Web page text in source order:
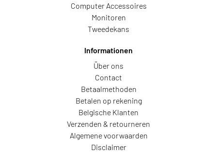
Computer Accessoires
Monitoren
Tweedekans
Informationen
Über ons
Contact
Betaalmethoden
Betalen op rekening
Belgische Klanten
Verzenden & retourneren
Algemene voorwaarden
Disclaimer